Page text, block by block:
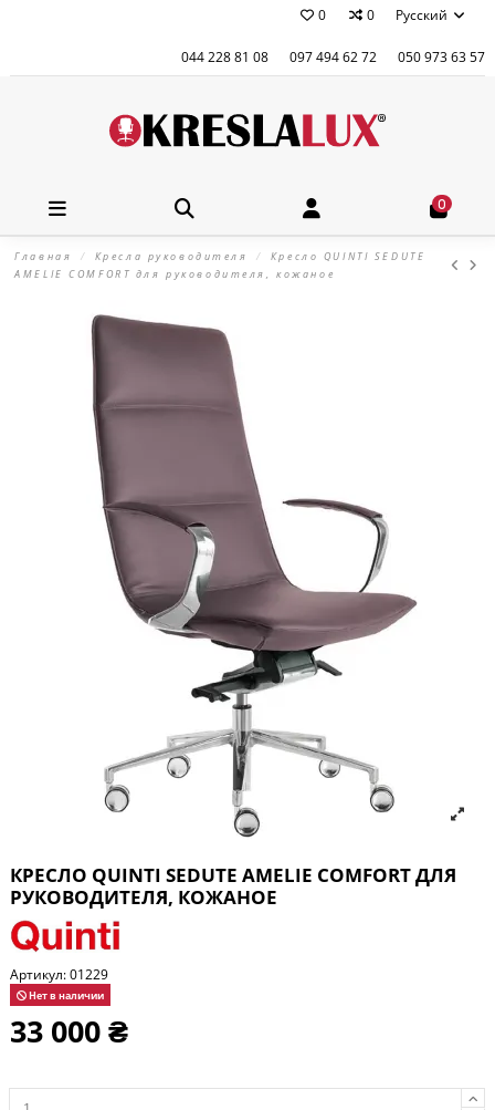
0 0 Русский
044 228 81 08 097 494 62 72 050 973 63 57
0
Главная Кресла руководителя
Кресло QUINTI SEDUTE
AMELIE COMFORT для руководителя, кожаное
КРЕСЛО QUINTI SEDUTE AMELIE COMFORT ДЛЯ
РУКОВОДИТЕЛЯ, КОЖАНОЕ
Артикул:01229
Нет в наличии
33 000 ₴